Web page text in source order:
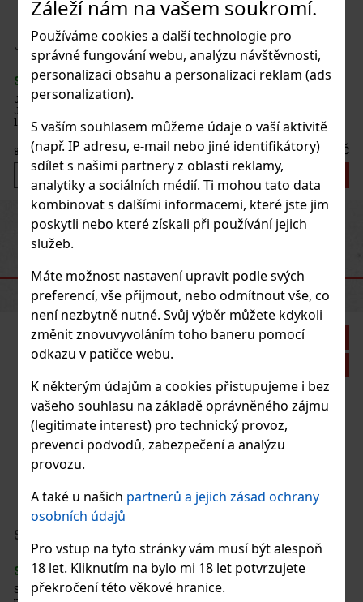
Záleží nám na vašem soukromí.
Používáme cookies a další technologie pro
správné fungování webu, analýzu návštěvnosti,
personalizaci obsahu a personalizaci reklam (ads
personalization).
S vaším souhlasem můžeme údaje o vaší aktivitě
(např. IP adresu, e-mail nebo jiné identifikátory)
sdílet s našimi partnery z oblasti reklamy,
analytiky a sociálních médií. Ti mohou tato data
kombinovat s dalšími informacemi, které jste jim
poskytli nebo které získali při používání jejich
služeb.
Máte možnost nastavení upravit podle svých
preferencí, vše přijmout, nebo odmítnout vše, co
není nezbytně nutné. Svůj výběr můžete kdykoli
změnit znovuvyvoláním toho baneru pomocí
odkazu v patičce webu.
K některým údajům a cookies přistupujeme i bez
vašeho souhlasu na základě oprávněného zájmu
(legitimate interest) pro technický provoz,
prevenci podvodů, zabezpečení a analýzu
provozu.
A také u našich partnerů a jejich zásad ochrany
osobních údajů
Pro vstup na tyto stránky vám musí být alespoň
18 let. Kliknutím na bylo mi 18 let potvrzujete
překročení této věkové hranice.
Joya de Nicaragua Line Go Pack - 5 ks
SKLADEM(> 5 ks)
Joya de Nicaragua Line GO Pack obsahuje těchto 5 doutníků: 2x
JOYA Silver Robusto 1x JOYA Red Robusto 2x JOYA Black Robusto
1x JOYA Cabinetta Robusto
868Kč bez DPH 1 050 Kč
Do košíku
Joya de Nicaragua Rosalones Go Pack - 5 ks
SKLADEM
3x Rosalones Reserva Robusto 2x Rosalones Connecticut Robusto
744
Do košíku
PreviousNext
DOPORUČENÉ PRODUKTY
Sleva: 21%
Serbetli Toastet Berri 50g
SKLADEM(3 ks)
Serbetli Toastet Berri 50g - turecký světlý tabák do vodní dýmky s